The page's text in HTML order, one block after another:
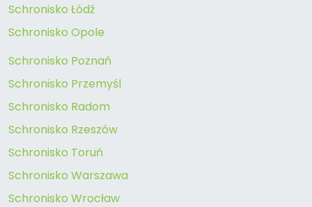
Schronisko Łódź
Schronisko Opole
Schronisko Poznań
Schronisko Przemyśl
Schronisko Radom
Schronisko Rzeszów
Schronisko Toruń
Schronisko Warszawa
Schronisko Wrocław